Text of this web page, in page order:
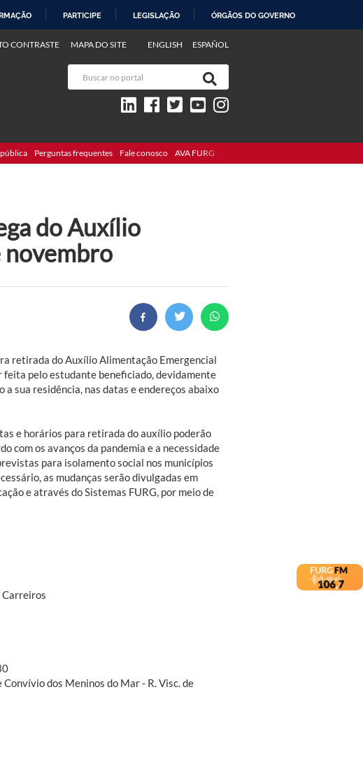
PARTICIPE LEGISLAÇÃO ÓRGÃOS DO GOVERNO
ENGLISH ESPAÑOL
CONTRASTE MAPA DO SITE
Perguntas frequentes Fale conosco AVA FURG
do Auxílio
novembro
retirada do Auxílio Alimentação Emergencial
pelo estudante beneficiado, devidamente
sua residência, nas datas e endereços abaixo
e horários para retirada do auxílio poderão
com os avanços da pandemia e a necessidade
para isolamento social nos municípios
as mudanças serão divulgadas em
e através do Sistemas FURG, por meio de
Carreiros
dos Meninos do Mar - R. Visc. de